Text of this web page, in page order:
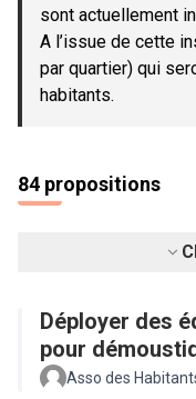
sont actuellement
A l’issue de cette
par quartier) qui
habitants.
84 propositions
Déployer des
pour
Asso des